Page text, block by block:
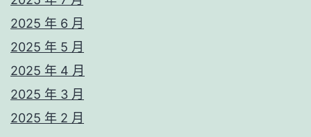
2025 年 6 月
2025 年 5 月
2025 年 4 月
2025 年 3 月
2025 年 2 月